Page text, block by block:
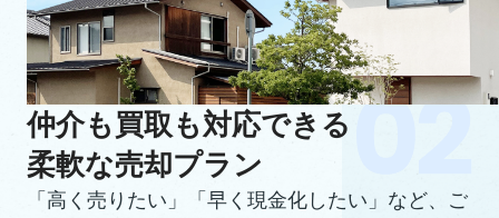
仲介も買取も対応できる
柔軟な売却プラン
「高く売りたい」「早く現金化したい」など、ご